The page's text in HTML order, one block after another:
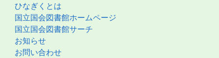
ひなぎくとは
国立国会図書館ホームページ
国立国会図書館サーチ
お知らせ
お問い合わせ